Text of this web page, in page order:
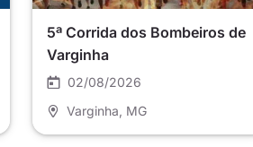
5ª Corrida dos Bombeiros de
Varginha
02/08/2026
Varginha , MG